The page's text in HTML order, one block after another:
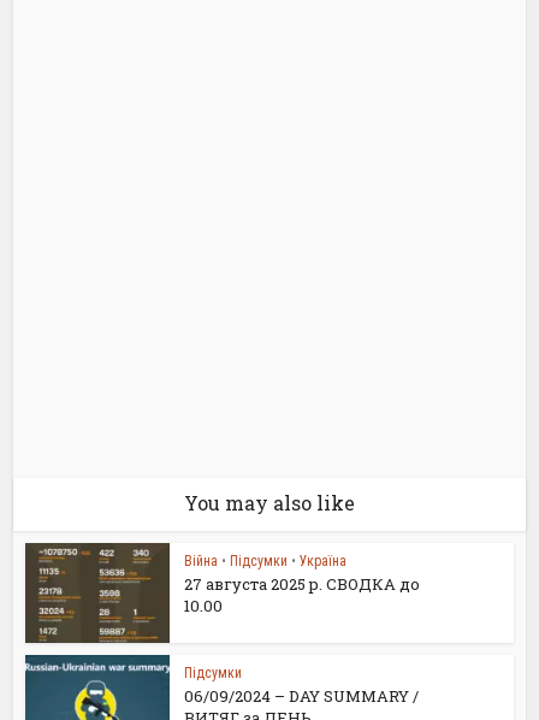
You may also like
Війна • Підсумки • Україна
27 августа 2025 р. СВОДКА до
10.00
Підсумки
06/09/2024 – DAY SUMMARY /